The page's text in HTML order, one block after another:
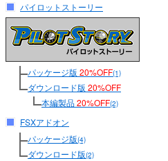
パイロットストーリー
パッケージ版 20%OFF(1)
ダウンロード版 20%OFF
本編製品20%OFF(2)
FSXアドオン
パッケージ版(4)
ダウンロード版(2)